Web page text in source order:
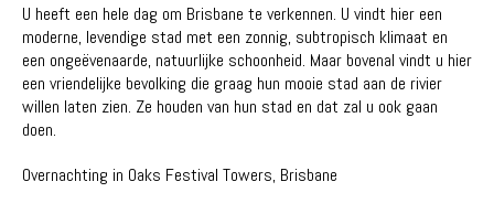
U heeft een hele dag om Brisbane te verkennen. U vindt hier een
moderne, levendige stad met een zonnig, subtropisch klimaat en
een ongeëvenaarde, natuurlijke schoonheid. Maar bovenal vindt u hier
een vriendelijke bevolking die graag hun mooie stad aan de rivier
willen laten zien. Ze houden van hun stad en dat zal u ook gaan
doen.
Overnachting in Oaks Festival Towers, Brisbane